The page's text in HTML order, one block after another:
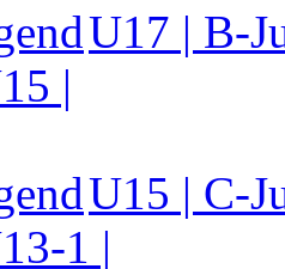
U17 | B-
U15 | C-